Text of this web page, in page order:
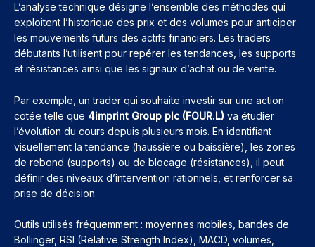
L’analyse technique désigne l’ensemble des méthodes qui
exploitent l’historique des prix et des volumes pour anticiper
les mouvements futurs des actifs financiers. Les traders
débutants l’utilisent pour repérer les tendances, les supports
et résistances ainsi que les signaux d’achat ou de vente.
Par exemple, un trader qui souhaite investir sur une action
cotée telle que 4imprint Group plc (FOUR.L) va étudier
l’évolution du cours depuis plusieurs mois. En identifiant
visuellement la tendance (haussière ou baissière), les zones
de rebond (supports) ou de blocage (résistances), il peut
définir des niveaux d’intervention rationnels, et renforcer sa
prise de décision.
Outils utilisés fréquemment : moyennes mobiles, bandes de
Bollinger, RSI (Relative Strength Index), MACD, volumes,